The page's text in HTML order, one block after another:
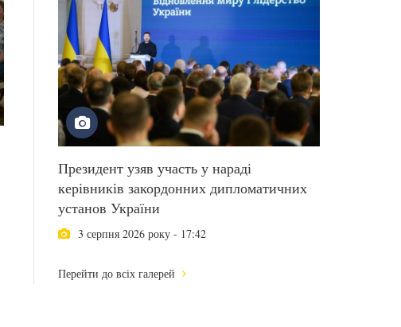
Президент узяв участь у нараді
керівників закордонних дипломатичних
установ України
3 серпня 2026 року - 17:42
Перейти до всіх галерей